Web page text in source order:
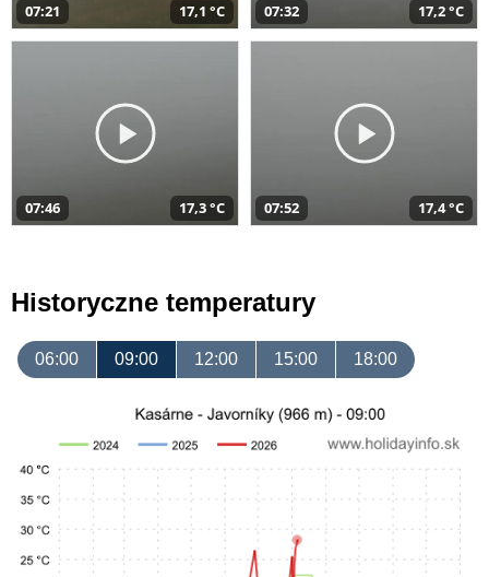
07:21 17,1 °C 07:32 17,2 °C
07:46 17,3 °C 07:52 17,4 °C
Historyczne temperatury
06:00 09:00 12:00 15:00 18:00